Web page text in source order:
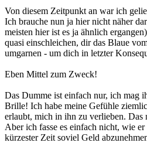
Von diesem Zeitpunkt an war ich
Ich brauche nun ja hier nicht näher
meisten hier ist es ja ähnlich
quasi einschleichen, dir das Blaue
umgarnen - um dich in letzter
Eben Mittel zum Zweck!
Das Dumme ist einfach nur, ich mag
Brille! Ich habe meine Gefühle
erlaubt, mich in ihn zu verlieben. Das
Aber ich fasse es einfach nicht, wie
kürzester Zeit soviel Geld